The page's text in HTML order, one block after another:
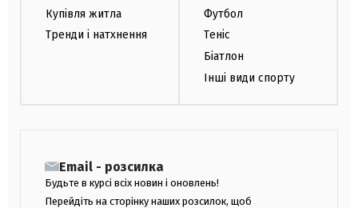
Купівля житла
Тренди і натхнення
Футбол
Теніс
Біатлон
Інші види спорту
Email - розсилка
Будьте в курсі всіх новин і оновлень!
Перейдіть на сторінку наших розсилок, щоб